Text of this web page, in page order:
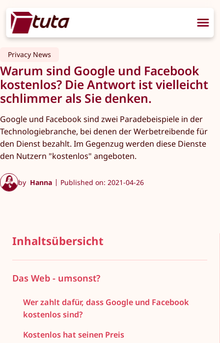
Privacy News
Warum sind Google und Facebook
kostenlos? Die Antwort ist vielleicht
schlimmer als Sie denken.
Google und Facebook sind zwei Paradebeispiele in der
Technologiebranche, bei denen der Werbetreibende für
den Dienst bezahlt. Im Gegenzug werden diese Dienste
den Nutzern "kostenlos" angeboten.
by Hanna Published on: 2021-04-26
Inhaltsübersicht
Das Web - umsonst?
Wer zahlt dafür, dass Google und Facebook
kostenlos sind?
Kostenlos hat seinen Preis